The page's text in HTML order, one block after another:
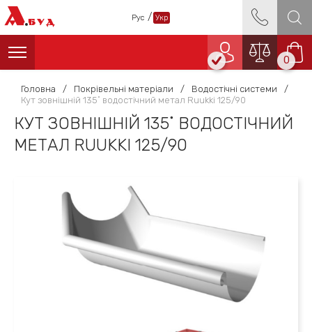
АБУД Рус / Укр
0
Головна / Покрівельні матеріали / Водостічні системи
/
Кут зовнішній 135˚ водостічний метал Ruukki 125/90
КУТ ЗОВНІШНІЙ 135˚ ВОДОСТІЧНИЙ
МЕТАЛ RUUKKI 125/90